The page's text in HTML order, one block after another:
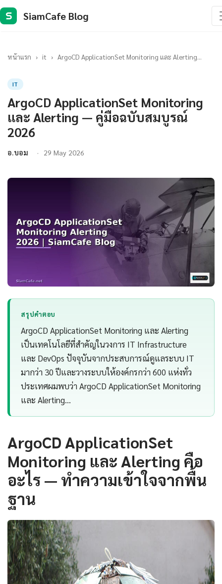
S SiamCafe Blog
หน้าแรก › it › ArgoCD ApplicationSet Monitoring และ Alerting...
IT
ArgoCD ApplicationSet Monitoring
และ Alerting — คู่มือฉบับสมบูรณ์
2026
อ.บอม 29 May 2026
สรุปคำตอบ
ArgoCD ApplicationSet Monitoring และ Alerting
เป็นเทคโนโลยีที่สำคัญในวงการ IT Infrastructure
และ DevOps ปัจจุบันจากประสบการณ์ดูแลระบบ IT
มากว่า 30 ปีและวางระบบให้องค์กรกว่า 600 แห่งทั่ว
ประเทศผมพบว่า ArgoCD ApplicationSet Monitoring
และ Alerting…
ArgoCD ApplicationSet
Monitoring และ Alerting คือ
อะไร — ทำความเข้าใจจากพื้น
ฐาน